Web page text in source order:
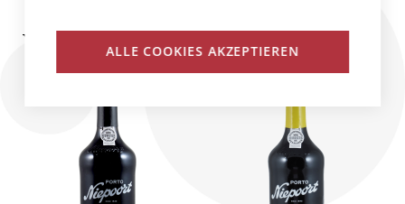
WEINE DES PRODUZENTEN
ALLE COOKIES AKZEPTIEREN